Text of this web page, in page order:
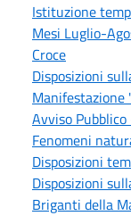
Istituzione
Mesi Luglio-
Croce
Disposizioni
Manifestazione
Avviso
Fenomeni
Disposizioni
Disposizioni
Briganti della